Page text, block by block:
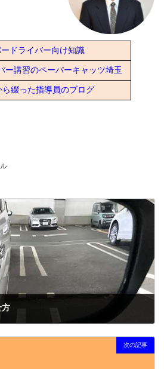
ドライバー向け知識
ー講習のペーパーキャッツ埼玉
ら綴った指導員のブログ
方
次の記事